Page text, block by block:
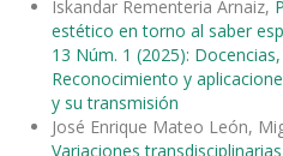
Iskandar Rementeria Arnaiz,
estético en torno al saber
13 Núm. 1 (2025):
Reconocimiento y
y su transmisión
José Enrique Mateo León,
Variaciones